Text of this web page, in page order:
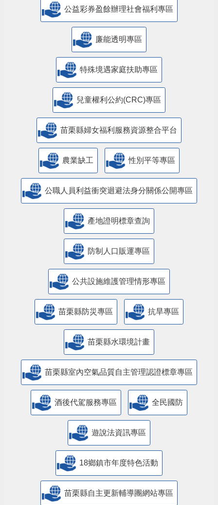
公益彩券盈餘辦理社會福利專區
廉能透明專區
特殊境遇家庭扶助專區
兒童權利公約(CRC)專區
苗栗縣婦女福利服務資源整合平台
農業缺工 性別平等專區
公職人員利益衝突迴避法身分關係公開專區
產地證明標章查詢
防制人口販運專區
​公共設施維護管理情形專區
苗栗縣防災專區 抗旱專區
苗栗縣水環境計畫
苗栗縣室內空氣品質自主管理認證標章專區
酒後代駕服務專區 全民國防
遊說法資訊專區
18鄉鎮市年度特色活動
苗栗縣自主更新輔導團網站專區